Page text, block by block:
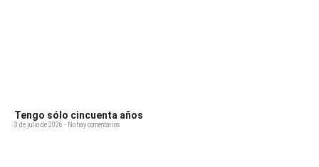
Tengo sólo cincuenta años
3 de julio de 2026 No hay comentarios